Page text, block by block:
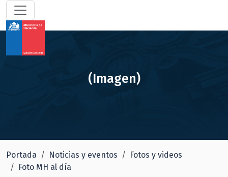
(Imagen)
Portada Noticias y eventos
Fotos y videos
Foto MH al día